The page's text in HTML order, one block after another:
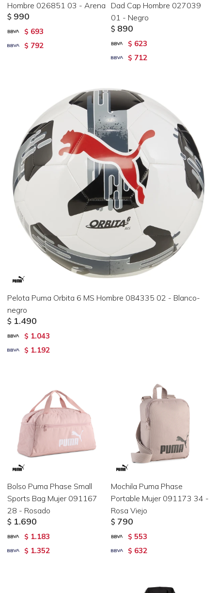
Hombre 026851 03 - Arena
$ 990
$ 693
$ 792
Dad Cap Hombre 027039
01 - Negro
$ 890
$ 623
$ 712
Pelota Puma Orbita 6 MS Hombre 084335 02 - Blanco-
negro
$ 1.490
$ 1.043
$ 1.192
Bolso Puma Phase Small
Sports Bag Mujer 091167
28 - Rosado
$ 1.690
$ 1.183
$ 1.352
Mochila Puma Phase
Portable Mujer 091173 34 -
Rosa Viejo
$ 790
$ 553
$ 632